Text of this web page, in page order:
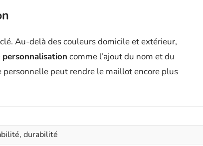
Au-delà des couleurs domicile et extérieur,
personnalisation comme l’ajout du nom et du
peut rendre le maillot encore plus
durabilité